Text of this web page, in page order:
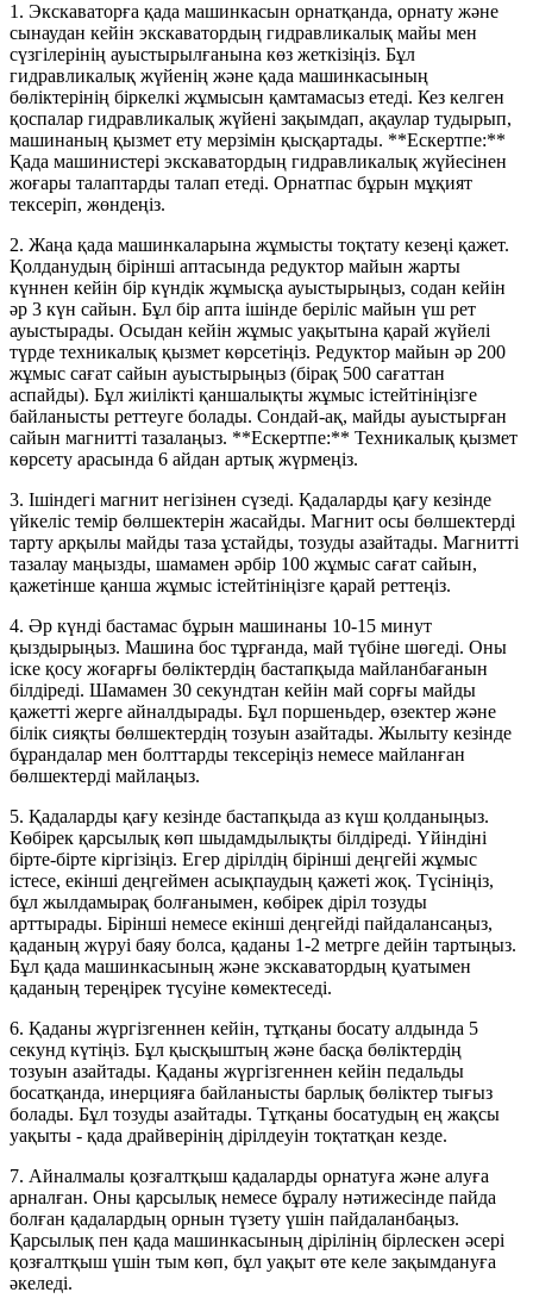
1. Экскаваторға қада машинкасын орнатқанда, орнату және
сынаудан кейін экскаватордың гидравликалық майы мен
сүзгілерінің ауыстырылғанына көз жеткізіңіз. Бұл
гидравликалық жүйенің және қада машинкасының
бөліктерінің біркелкі жұмысын қамтамасыз етеді. Кез келген
қоспалар гидравликалық жүйені зақымдап, ақаулар тудырып,
машинаның қызмет ету мерзімін қысқартады. **Ескертпе:**
Қада машинистері экскаватордың гидравликалық жүйесінен
жоғары талаптарды талап етеді. Орнатпас бұрын мұқият
тексеріп, жөндеңіз.
2. Жаңа қада машинкаларына жұмысты тоқтату кезеңі қажет.
Қолданудың бірінші аптасында редуктор майын жарты
күннен кейін бір күндік жұмысқа ауыстырыңыз, содан кейін
әр 3 күн сайын. Бұл бір апта ішінде беріліс майын үш рет
ауыстырады. Осыдан кейін жұмыс уақытына қарай жүйелі
түрде техникалық қызмет көрсетіңіз. Редуктор майын әр 200
жұмыс сағат сайын ауыстырыңыз (бірақ 500 сағаттан
аспайды). Бұл жиілікті қаншалықты жұмыс істейтініңізге
байланысты реттеуге болады. Сондай-ақ, майды ауыстырған
сайын магнитті тазалаңыз. **Ескертпе:** Техникалық қызмет
көрсету арасында 6 айдан артық жүрмеңіз.
3. Ішіндегі магнит негізінен сүзеді. Қадаларды қағу кезінде
үйкеліс темір бөлшектерін жасайды. Магнит осы бөлшектерді
тарту арқылы майды таза ұстайды, тозуды азайтады. Магнитті
тазалау маңызды, шамамен әрбір 100 жұмыс сағат сайын,
қажетінше қанша жұмыс істейтініңізге қарай реттеңіз.
4. Әр күнді бастамас бұрын машинаны 10-15 минут
қыздырыңыз. Машина бос тұрғанда, май түбіне шөгеді. Оны
іске қосу жоғарғы бөліктердің бастапқыда майланбағанын
білдіреді. Шамамен 30 секундтан кейін май сорғы майды
қажетті жерге айналдырады. Бұл поршеньдер, өзектер және
білік сияқты бөлшектердің тозуын азайтады. Жылыту кезінде
бұрандалар мен болттарды тексеріңіз немесе майланған
бөлшектерді майлаңыз.
5. Қадаларды қағу кезінде бастапқыда аз күш қолданыңыз.
Көбірек қарсылық көп шыдамдылықты білдіреді. Үйіндіні
бірте-бірте кіргізіңіз. Егер дірілдің бірінші деңгейі жұмыс
істесе, екінші деңгеймен асықпаудың қажеті жоқ. Түсініңіз,
бұл жылдамырақ болғанымен, көбірек діріл тозуды
арттырады. Бірінші немесе екінші деңгейді пайдалансаңыз,
қаданың жүруі баяу болса, қаданы 1-2 метрге дейін тартыңыз.
Бұл қада машинкасының және экскаватордың қуатымен
қаданың тереңірек түсуіне көмектеседі.
6. Қаданы жүргізгеннен кейін, тұтқаны босату алдында 5
секунд күтіңіз. Бұл қысқыштың және басқа бөліктердің
тозуын азайтады. Қаданы жүргізгеннен кейін педальды
босатқанда, инерцияға байланысты барлық бөліктер тығыз
болады. Бұл тозуды азайтады. Тұтқаны босатудың ең жақсы
уақыты - қада драйверінің дірілдеуін тоқтатқан кезде.
7. Айналмалы қозғалтқыш қадаларды орнатуға және алуға
арналған. Оны қарсылық немесе бұралу нәтижесінде пайда
болған қадалардың орнын түзету үшін пайдаланбаңыз.
Қарсылық пен қада машинкасының дірілінің бірлескен әсері
қозғалтқыш үшін тым көп, бұл уақыт өте келе зақымдануға
әкеледі.